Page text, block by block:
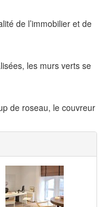
de l’immobilier et de
les murs verts se
de roseau, le couvreur